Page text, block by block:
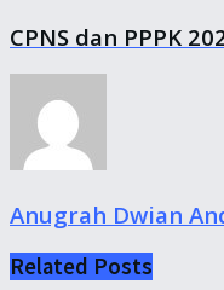
CPNS dan PPPK
Anugrah Dwian
Related Posts